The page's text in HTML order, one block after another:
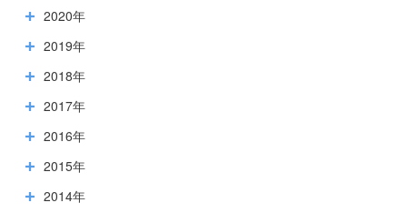
2020年
2019年
2018年
2017年
2016年
2015年
2014年